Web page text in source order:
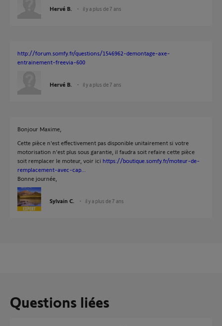
Hervé B. il y a plus de 7 ans
http://forum.somfy.fr/questions/1546962-demontage-axe-
entrainement-freevia-600
Hervé B. il y a plus de 7 ans
Bonjour Maxime,
Cette pièce n'est effectivement pas disponible unitairement si votre
motorisation n'est plus sous garantie, il faudra soit refaire cette pièce
soit remplacer le moteur, voir ici https://boutique.somfy.fr/moteur-de-
remplacement-avec-cap...
Bonne journée,
Sylvain C. il y a plus de 7 ans
Questions liées